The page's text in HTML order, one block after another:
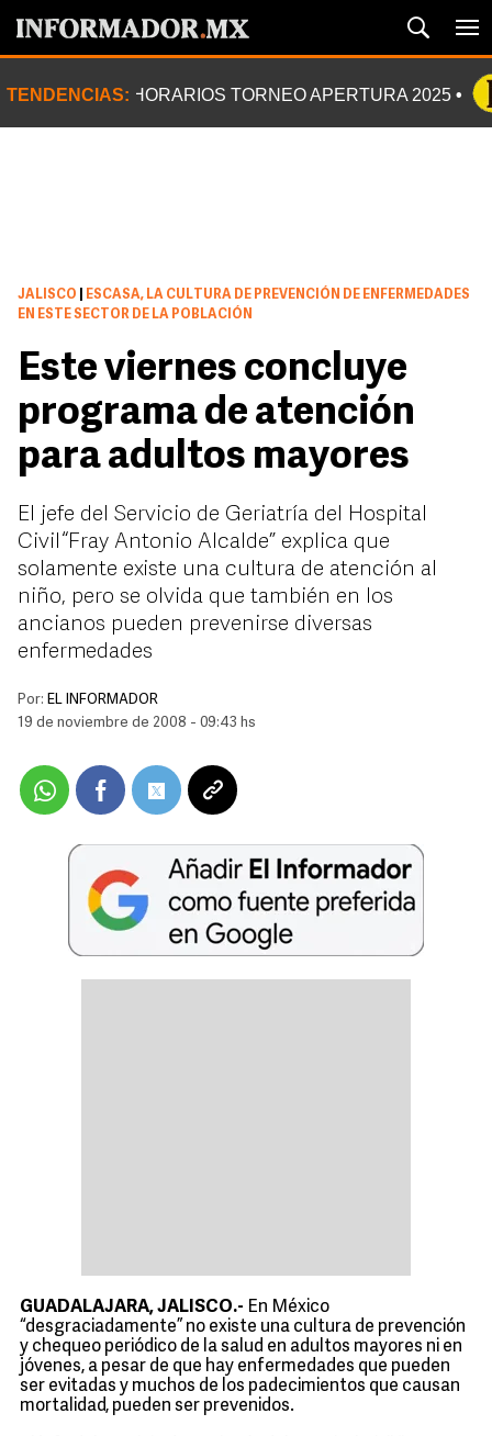
TENDENCIAS: HORARIOS TORNEO APERTURA 2025
JALISCO
ESCASA, LA CULTURA DE PREVENCIÓN DE ENFERMEDADES
EN ESTE SECTOR DE LA POBLACIÓN
Este viernes concluye
programa de atención
para adultos mayores
El jefe del Servicio de Geriatría del Hospital
Civil “Fray Antonio Alcalde” explica que
solamente existe una cultura de atención al
niño, pero se olvida que también en los
ancianos pueden prevenirse diversas
enfermedades
Por: EL INFORMADOR
19 de noviembre de 2008 - 09:43 hs
GUADALAJARA, JALISCO.- En México
“desgraciadamente” no existe una cultura de prevención
y chequeo periódico de la salud en adultos mayores ni en
jóvenes, a pesar de que hay enfermedades que pueden
ser evitadas y muchos de los padecimientos que causan
mortalidad, pueden ser prevenidos.